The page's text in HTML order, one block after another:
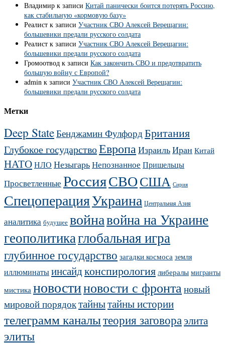
Владимир к записи Китай панически боится потерять Россию,
как стабильную «кормовую базу»
Реалист к записи Участник СВО Алексей Верещагин:
большевики предали русского солдата
Реалист к записи Участник СВО Алексей Верещагин:
большевики предали русского солдата
Громоотвод к записи Как закончить СВО и предотвратить
большую войну с Европой?
admin к записи Участник СВО Алексей Верещагин:
большевики предали русского солдата
Метки
Deep StateБенджамин ФулфордБритания
Глубокое государствоЕвропаИзраильИран Китай
НАТОНЛО НезыгарьНепознанное Пришельцы
Просветленные РоссияСВОСША Сирия
СпецоперацияУкраина Центральная Азия
аналитика будущее войнавойна на Украине
геополитикаглобальная игра
глубинное государство загадки космоса земля
иллюминатыинсайдконспирология либералы мигранты
мистика новостиновости с фронтановый
мировой порядоктайнытайны истории
телеграмм каналытеория заговораэлита
элиты